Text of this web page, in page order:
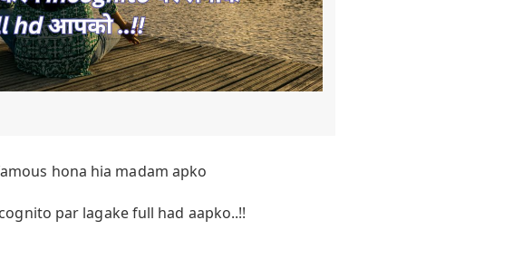
hona hia madam apko
par lagake full had aapko..!!